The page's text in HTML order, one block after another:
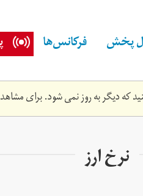
پخش فرکانس‌ها
که دیگر به روز نمی شود. برای
نرخ ارز